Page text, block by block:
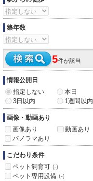
築年数
5件が該当
情報公開日
指定しない
本日
3日以内
1週間以内
画像・動画あり
画像あり
動画あり
パノラマあり
こだわり条件
ペット飼育可 (-)
ペット専用設備 (-)